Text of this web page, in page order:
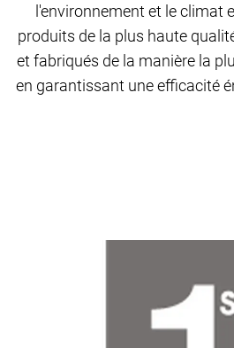
l'environnement et le climat
produits de la plus haute
et fabriqués de la manière la
en garantissant une efficacité